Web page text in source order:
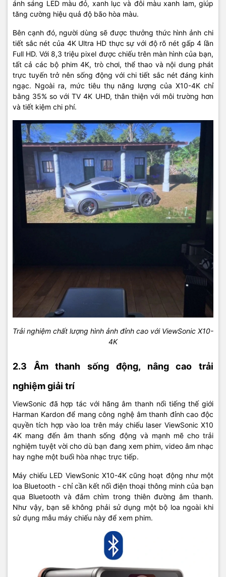
ánh sáng LED màu đỏ, xanh lục và đôi màu xanh lam, giúp
tăng cường hiệu quả độ bão hòa màu.
Bên cạnh đó, người dùng sẽ được thưởng thức hình ảnh chi
tiết sắc nét của 4K Ultra HD thực sự với độ rõ nét gấp 4 lần
Full HD. Với 8,3 triệu pixel được chiếu trên màn hình của bạn,
tất cả các bộ phim 4K, trò chơi, thể thao và nội dung phát
trực tuyến trở nên sống động với chi tiết sắc nét đáng kinh
ngạc. Ngoài ra, mức tiêu thụ năng lượng của X10-4K chỉ
bằng 35% so với TV 4K UHD, thân thiện với môi trường hơn
và tiết kiệm chi phí.
Trải nghiệm chất lượng hình ảnh đỉnh cao với ViewSonic X10-
4K
2.3 Âm thanh sống động, nâng cao trải
nghiệm giải trí
ViewSonic đã hợp tác với hãng âm thanh nổi tiếng thế giới
Harman Kardon để mang công nghệ âm thanh đỉnh cao độc
quyền tích hợp vào loa trên máy chiếu laser ViewSonic X10
4K mang đến âm thanh sống động và mạnh mẽ cho trải
nghiệm tuyệt vời cho dù bạn đang xem phim, video âm nhạc
hay nghe một buổi hòa nhạc trực tiếp.
Máy chiếu LED ViewSonic X10-4K cũng hoạt động như một
loa Bluetooth - chỉ cần kết nối điện thoại thông minh của bạn
qua Bluetooth và đắm chìm trong thiên đường âm thanh.
Như vậy, bạn sẽ không phải sử dụng một bộ loa ngoài khi
sử dụng mẫu máy chiếu này để xem phim.